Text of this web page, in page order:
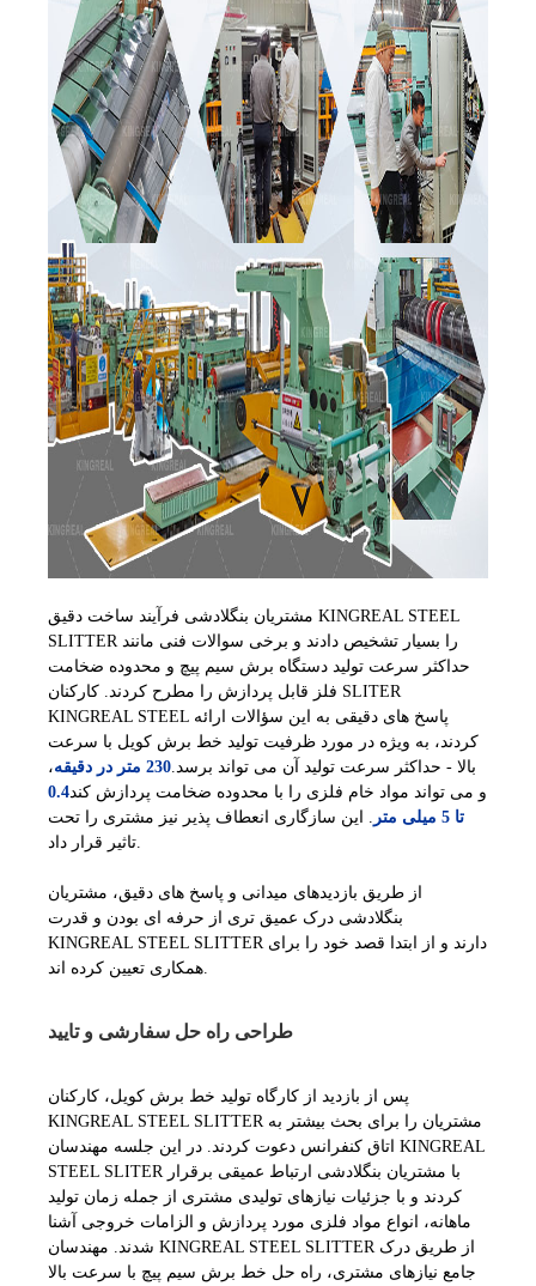
مشتریان بنگلادشی فرآیند ساخت دقیق KINGREAL STEEL
SLITTER را بسیار تشخیص دادند و برخی سوالات فنی مانند
حداکثر سرعت تولید دستگاه برش سیم پیچ و محدوده ضخامت
فلز قابل پردازش را مطرح کردند. کارکنان SLITER
KINGREAL STEEL پاسخ های دقیقی به این سؤالات ارائه
کردند، به ویژه در مورد ظرفیت تولید خط برش کویل با سرعت
بالا - حداکثر سرعت تولید آن می تواند برسد. 230 متر در دقیقه
،
و می تواند مواد خام فلزی را با محدوده ضخامت پردازش کند0.4
تا 5 میلی متر
. این سازگاری انعطاف پذیر نیز مشتری را تحت
از طریق بازدیدهای میدانی و پاسخ های دقیق، مشتریان
بنگلادشی درک عمیق تری از حرفه ای بودن و قدرت
KINGREAL STEEL SLITTER دارند و از ابتدا قصد خود را برای
طراحی راه حل سفارشی و تایید
پس از بازدید از کارگاه تولید خط برش کویل، کارکنان
KINGREAL STEEL SLITTER مشتریان را برای بحث بیشتر به
اتاق کنفرانس دعوت کردند. در این جلسه مهندسان KINGREAL
STEEL SLITER با مشتریان بنگلادشی ارتباط عمیقی برقرار
کردند و با جزئیات نیازهای تولیدی مشتری از جمله زمان تولید
ماهانه، انواع مواد فلزی مورد پردازش و الزامات خروجی آشنا
شدند. مهندسان KINGREAL STEEL SLITTER از طریق درک
جامع نیازهای مشتری، راه حل خط برش سیم پیچ با سرعت بالا